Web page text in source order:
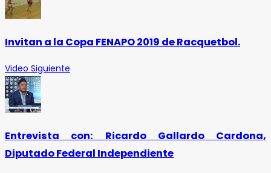
Invitan a la Copa FENAPO 2019 de Racquetbol.
Video Siguiente
Entrevista con: Ricardo Gallardo Cardona,
Diputado Federal Independiente